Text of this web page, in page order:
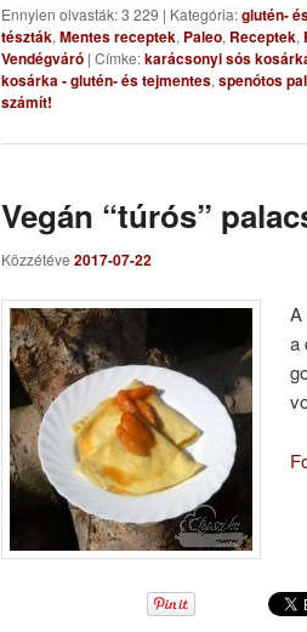
Ennyien olvasták: 3 229 | Kategória:glutén-
tészták, Mentes receptek, Paleo, Receptek,
Vendégváró | Címke:karácsonyi sós
kosárka - glutén- és tejmentes, spenótos
számít!
Vegán “túrós”
Közzétéve 2017-07-22
A
a